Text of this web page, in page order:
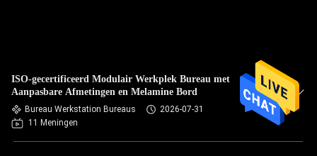
ISO-gecertificeerd Modulair Werkplek Bureau met
Aanpasbare Afmetingen en Melamine Bord
Bureau Werkstation Bureaus
2026-07-31
11 Meningen